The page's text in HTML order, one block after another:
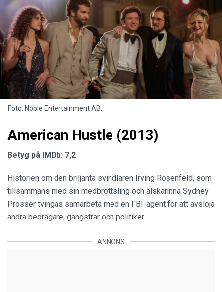
Foto: Noble Entertainment AB.
American Hustle (2013)
Betyg på IMDb: 7,2
Historien om den briljanta svindlaren Irving Rosenfeld, som
tillsammans med sin medbrottsling och älskarinna Sydney
Prosser tvingas samarbeta med en FBI-agent för att avslöja
andra bedragare, gangstrar och politiker.
ANNONS